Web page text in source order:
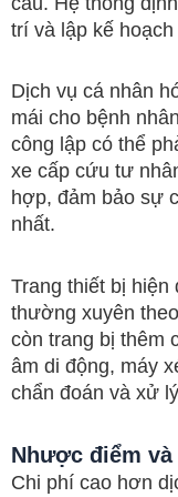
trí và lập kế
Dịch vụ cá nhân
mái cho bệnh
công lập có thể
xe cấp cứu tư
hợp, đảm bảo sự
nhất.
Trang thiết bị
thường xuyên
còn trang bị thêm
âm di động, máy
chẩn đoán và xử
Nhược điểm
Chi phí cao hơn